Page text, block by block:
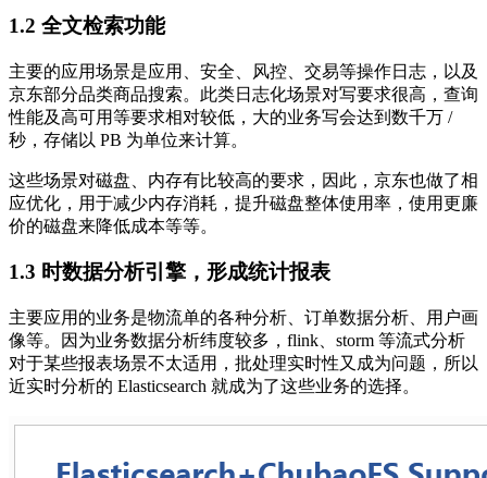
1.2 全文检索功能
主要的应用场景是应用、安全、风控、交易等操作日志，以及
京东部分品类商品搜索。此类日志化场景对写要求很高，查询
性能及高可用等要求相对较低，大的业务写会达到数千万 /
秒，存储以 PB 为单位来计算。
这些场景对磁盘、内存有比较高的要求，因此，京东也做了相
应优化，用于减少内存消耗，提升磁盘整体使用率，使用更廉
价的磁盘来降低成本等等。
1.3 时数据分析引擎，形成统计报表
主要应用的业务是物流单的各种分析、订单数据分析、用户画
像等。因为业务数据分析纬度较多，flink、storm 等流式分析
对于某些报表场景不太适用，批处理实时性又成为问题，所以
近实时分析的 Elasticsearch 就成为了这些业务的选择。